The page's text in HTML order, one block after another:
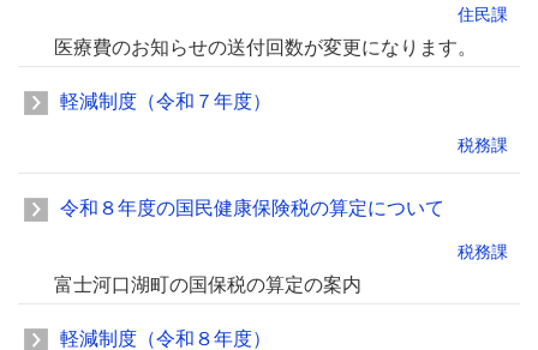
住民課
医療費のお知らせの送付回数が変更になります。
軽減制度（令和７年度）
税務課
令和８年度の国民健康保険税の算定について
税務課
富士河口湖町の国保税の算定の案内
軽減制度（令和８年度）